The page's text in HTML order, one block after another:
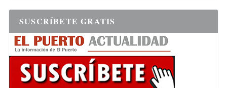
SUSCRÍBETE GRATIS